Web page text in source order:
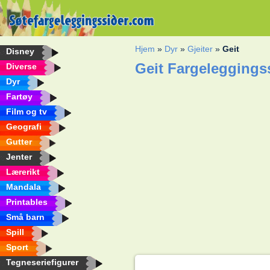
Disney
Diverse
Dyr
Fartøy
Film og tv
Geografi
Gutter
Jenter
Lærerikt
Mandala
Printables
Små barn
Spill
Sport
Tegneseriefigurer
Hjem » Dyr »Gjeiter »Geit
Geit